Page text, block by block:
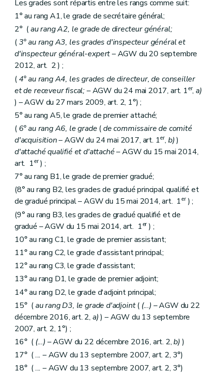
Titre XII De la suspension dans l'intérêt du service
Art. 201
Art. 202
Art. 203
Art. 204
Art. 205
Art. 206
Art. 207
Titre XIII Des positions et anciennetés administratives
Chapitre premier Des positions administratives
Art. 208
Art. 209
Art. 210
Art. 211
Art.211/1
Art. 212
Art. 213
Art. 216
Art. 217
Art. 218
Chapitre II
Des anciennetés administratives
Art. 219
Art. 220
Art. 221
Art. 222
Art. 223
Art. 224
Art. 225
Art. 226
Titre XIV
De la perte de la qualité d'agent et de la cessation des fonctions
Art. 227
Art. 228
Art. 229
Art. 229
Titre XV Du statut pécuniaire
Chapitre premier Champ d'application et définitions
Art. 230
Art. 231
Art. 232
Les grades sont répartis entre les rangs comme suit:
1° au rang A1, le grade de secrétaire général;
2° (au rang A2, le grade de directeur général;
(3° au rang A3, les grades d'inspecteur général et
d'inspecteur général-expert– AGW du 20 septembre
2012, art. 2 ) ;
(4° au rang A4, les grades de directeur, de conseiller
et de receveur fiscal;– AGW du 24 mai 2017, art. 1er,a)
) – AGW du 27 mars 2009, art. 2, 1°) ;
5° au rang A5, le grade de premier attaché;
( 6° au rang A6, le grade (de commissaire de comité
d'acquisition– AGW du 24 mai 2017, art. 1er, b))
d'attaché qualifié et d'attaché– AGW du 15 mai 2014,
art. 1er) ;
7° au rang B1, le grade de premier gradué;
(8° au rang B2, les grades de gradué principal qualifié et
de gradué principal – AGW du 15 mai 2014, art. 1er) ;
(9° au rang B3, les grades de gradué qualifié et de
gradué – AGW du 15 mai 2014, art. 1er) ;
10° au rang C1, le grade de premier assistant;
11° au rang C2, le grade d'assistant principal;
12° au rang C3, le grade d'assistant;
13° au rang D1, le grade de premier adjoint;
14° au rang D2, le grade d'adjoint principal;
15° (au rang D3, le grade d'adjoint( (...) – AGW du 22
décembre 2016, art. 2, a)) – AGW du 13 septembre
2007, art. 2, 1°) ;
16° ( (...) – AGW du 22 décembre 2016, art. 2,b) )
17° (... – AGW du 13 septembre 2007, art. 2, 3°)
18° (... – AGW du 13 septembre 2007, art. 2, 3°)